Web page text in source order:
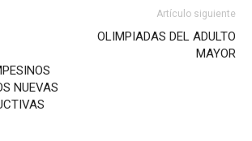
NUEVAS
Artículo siguiente
OLIMPIADAS DEL ADULTO
MAYOR